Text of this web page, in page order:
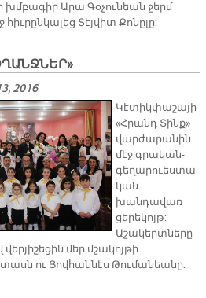
խմբագիր Արա Գօչունեան ջերմ
հիւրընկալեց Տէյվիտ Քոնըլը:
2016
​Կէտիկփաշայի
«Հրանդ Տինք»
վարժարանին
մէջ գրական-
գեղարուեստա
կան
խանդավառ
ցերեկոյթ:
Աշակերտները
վերյիշեցին մեր մշակոյթի
ու Յովհաննէս Թումանեանը: